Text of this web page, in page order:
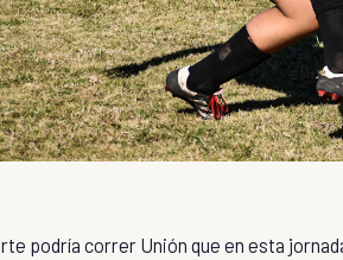
podría correr Unión que en esta